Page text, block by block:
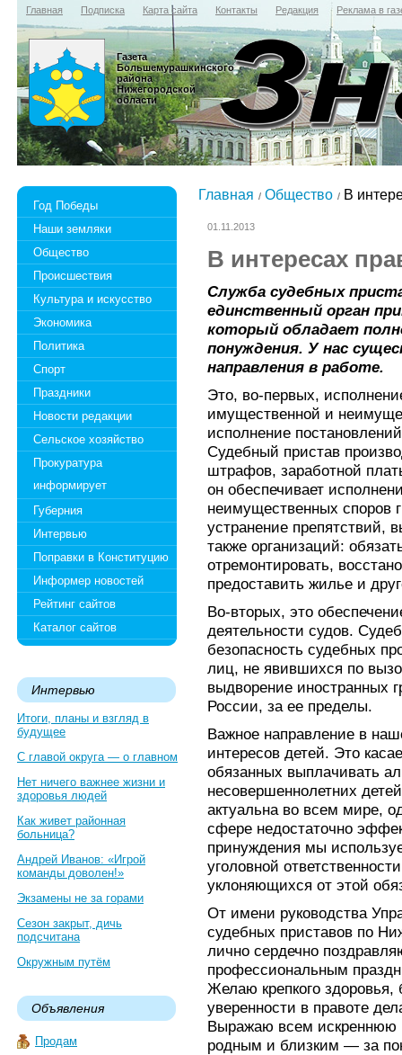
Главная Подписка Карта сайта Контакты Редакция Реклама в
Газета
Большемурашкинского
района
Нижегородской
области
Год Победы
Наши земляки
Общество
Происшествия
Культура и искусство
Экономика
Политика
Спорт
Праздники
Новости редакции
Сельское хозяйство
Прокуратура
информирует
Губерния
Интервью
Поправки в Конституцию
Информер новостей
Рейтинг сайтов
Каталог сайтов
Интервью
Итоги, планы и взгляд в
будущее
С главой округа — о главном
Нет ничего важнее жизни и
здоровья людей
Как живет районная
больница?
Андрей Иванов: «Игрой
команды доволен!»
Экзамены не за горами
Сезон закрыт, дичь
подсчитана
Окружным путём
Объявления
Продам
Главная Общество В
01.11.2013
В интересах
Служба судебных
единственный орган
который обладает
понуждения. У нас
направления в работе.
Это, во-первых,
имущественной и
исполнение
Судебный пристав
штрафов, заработной
он обеспечивает
неимущественных споров
устранение препятствий,
также организаций:
отремонтировать,
предоставить жилье и
Во-вторых, это
деятельности судов.
безопасность судебных
лиц, не явившихся по
выдворение иностранных
России, за ее пределы.
Важное направление в
интересов детей. Это
обязанных выплачивать
несовершеннолетних
актуальна во всем мире,
сфере недостаточно
принуждения мы
уголовной
уклоняющихся от этой
От имени руководства
судебных приставов по
лично сердечно
профессиональным
Желаю крепкого
уверенности в правоте
Выражаю всем искреннюю
родным и близким — за